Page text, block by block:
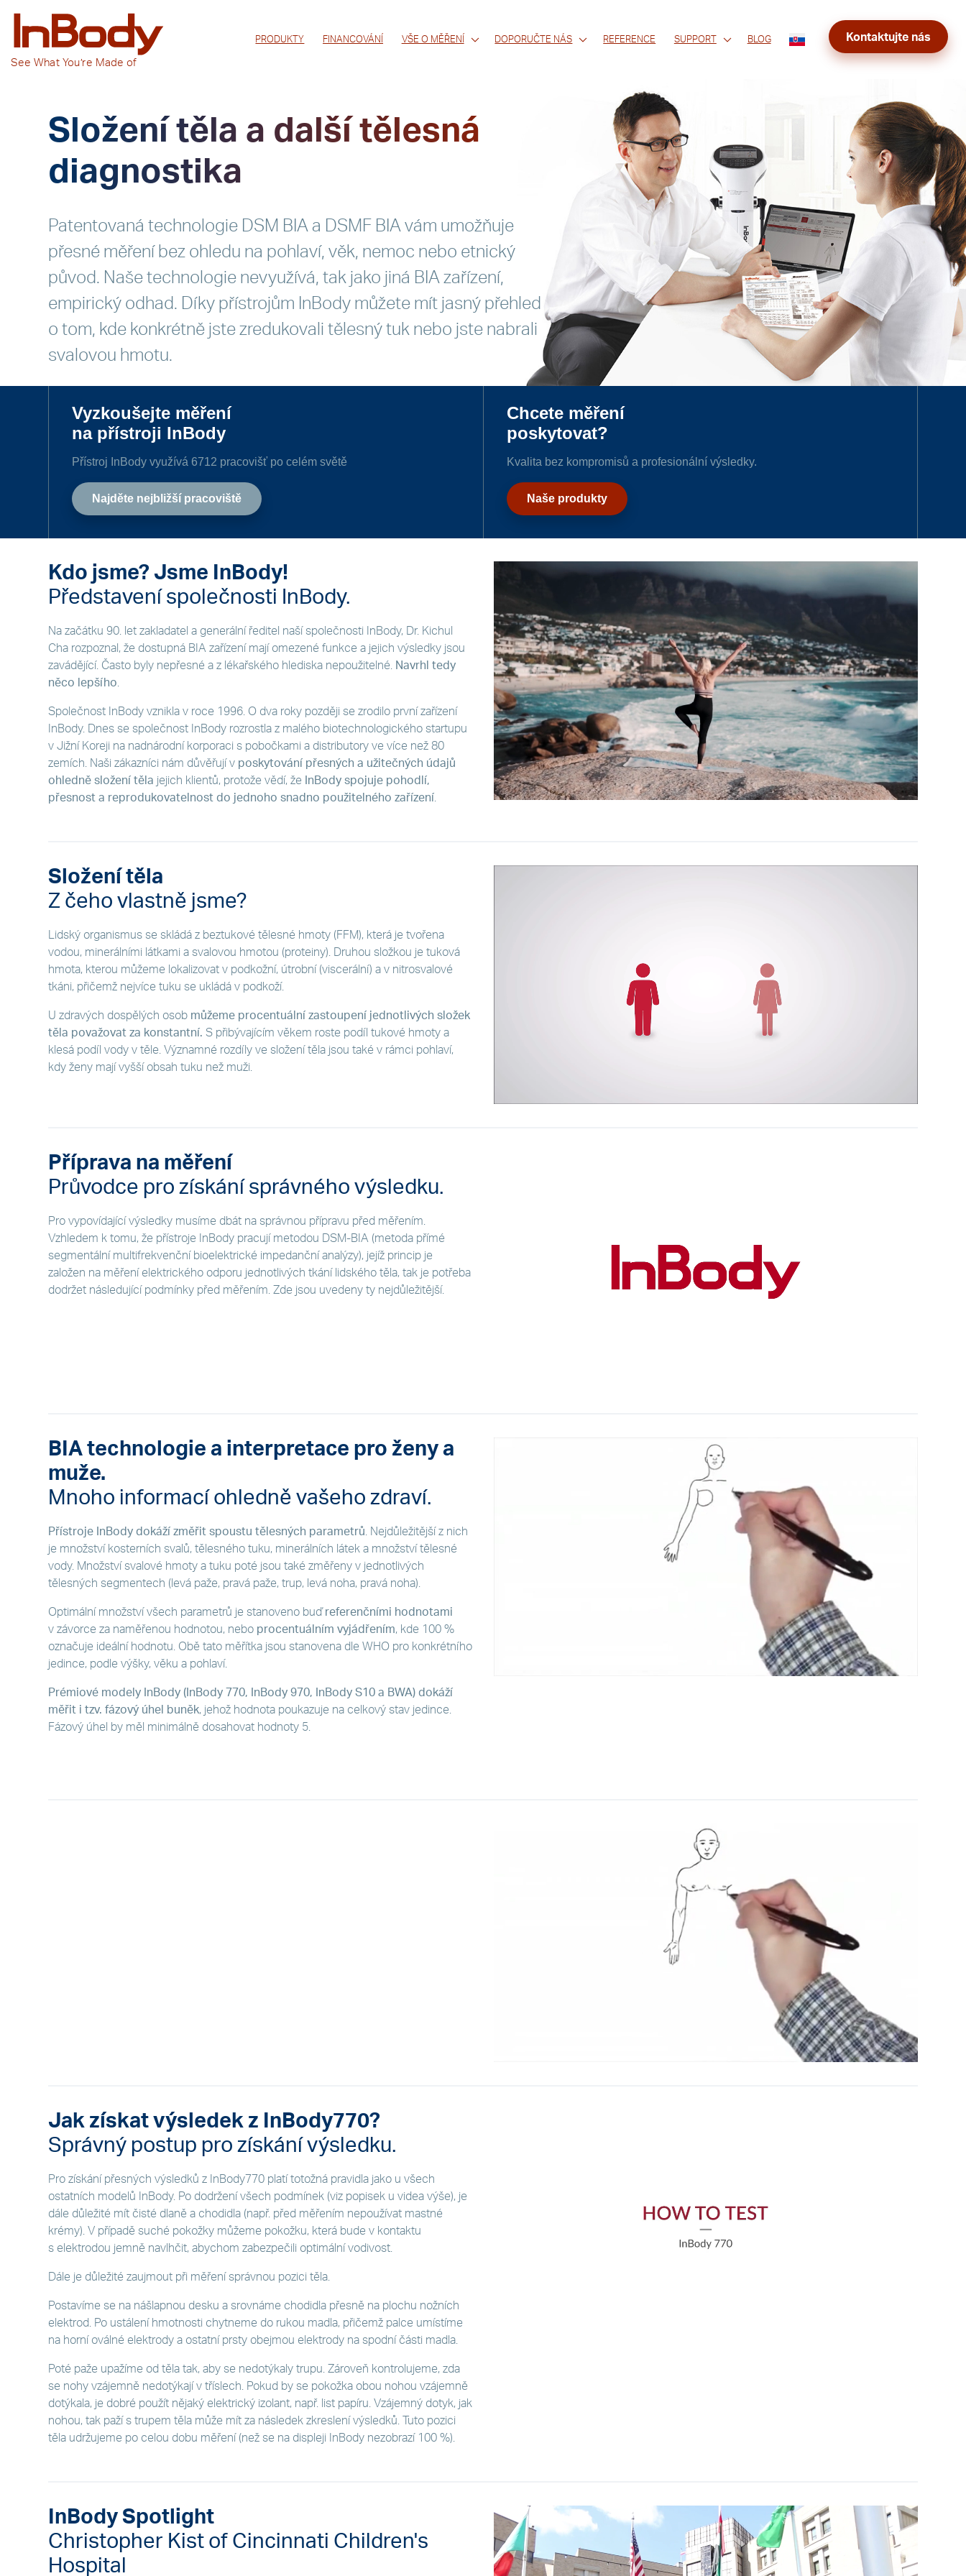
See What You’re Made of
PRODUKTY FINANCOVÁNÍ VŠE O MĚŘENÍ DOPORUČTE NÁS REFERENCE SUPPORT BLOG Kontaktujte nás
Složení těla a další tělesná
diagnostika
Patentovaná technologie DSM BIA a DSMF BIA vám umožňuje
přesné měření bez ohledu na pohlaví, věk, nemoc nebo etnický
původ. Naše technologie nevyužívá, tak jako jiná BIA zařízení,
empirický odhad. Díky přístrojům InBody můžete mít jasný přehled
o tom, kde konkrétně jste zredukovali tělesný tuk nebo jste nabrali
svalovou hmotu.
Vyzkoušejte měření
na přístroji InBody
Přístroj InBody využívá 6712 pracovišť po celém světě
Najděte nejbližší pracoviště
Chcete měření
poskytovat?
Kvalita bez kompromisů a profesionální výsledky.
Naše produkty
Kdo jsme? Jsme InBody!
Představení společnosti InBody.
Na začátku 90. let zakladatel a generální ředitel naší společnosti InBody, Dr. Kichul
Cha rozpoznal, že dostupná BIA zařízení mají omezené funkce a jejich výsledky jsou
zavádějící. Často byly nepřesné a z lékařského hlediska nepoužitelné.
Navrhl tedy
něco lepšího
Společnost InBody vznikla v roce 1996. O dva roky později se zrodilo první zařízení
InBody. Dnes se společnost InBody rozrostla z malého biotechnologického startupu
v Jižní Koreji na nadnárodní korporaci s pobočkami a distributory ve více než 80
zemích. Naši zákazníci nám důvěřují v poskytování přesných a užitečných údajů
ohledně složení těla jejich klientů, protože vědí, že
InBody spojuje pohodlí,
přesnost a reprodukovatelnost do jednoho snadno použitelného zařízení
Složení těla
Z čeho vlastně jsme?
Lidský organismus se skládá z beztukové tělesné hmoty (FFM), která je tvořena
vodou, minerálními látkami a svalovou hmotou (proteiny). Druhou složkou je tuková
hmota, kterou můžeme lokalizovat v podkožní, útrobní (viscerální) a v nitrosvalové
tkáni, přičemž nejvíce tuku se ukládá v podkoží.
U zdravých dospělých osob můžeme procentuální zastoupení jednotlivých složek
těla považovat za konstantní. S přibývajícím věkem roste podíl tukové hmoty a
klesá podíl vody v těle. Významné rozdíly ve složení těla jsou také v rámci pohlaví,
kdy ženy mají vyšší obsah tuku než muži.
Příprava na měření
Průvodce pro získání správného výsledku.
Pro vypovídající výsledky musíme dbát na správnou přípravu před měřením.
Vzhledem k tomu, že přístroje InBody pracují metodou DSM-BIA (metoda přímé
segmentální multifrekvenční bioelektrické impedanční analýzy), jejíž princip je
založen na měření elektrického odporu jednotlivých tkání lidského těla, tak je potřeba
dodržet následující podmínky před měřením. Zde jsou uvedeny ty nejdůležitější.
BIA technologie a interpretace pro ženy a
muže.
Mnoho informací ohledně vašeho zdraví.
Přístroje InBody dokáží změřit spoustu tělesných parametrů . Nejdůležitější z nich
je množství kosterních svalů, tělesného tuku, minerálních látek a množství tělesné
vody. Množství svalové hmoty a tuku poté jsou také změřeny v jednotlivých
tělesných segmentech (levá paže, pravá paže, trup, levá noha, pravá noha).
Optimální množství všech parametrů je stanoveno buďreferenčními hodnotami
v závorce za naměřenou hodnotou, nebo procentuálním vyjádřením, kde 100 %
označuje ideální hodnotu. Obě tato měřítka jsou stanovena dle WHO pro konkrétního
jedince, podle výšky, věku a pohlaví.
Prémiové modely InBody (InBody 770, InBody 970, InBody S10 a BWA) dokáží
měřit i tzv. fázový úhel buněk, jehož hodnota poukazuje na celkový stav jedince.
Fázový úhel by měl minimálně dosahovat hodnoty 5.
Jak získat výsledek z InBody770?
Správný postup pro získání výsledku.
Pro získání přesných výsledků z InBody770 platí totožná pravidla jako u všech
ostatních modelů InBody. Po dodržení všech podmínek (viz popisek u videa výše), je
dále důležité mít čisté dlaně a chodidla (např. před měřením nepoužívat mastné
krémy). V případě suché pokožky můžeme pokožku, která bude v kontaktu
s elektrodou jemně navlhčit, abychom zabezpečili optimální vodivost.
Dále je důležité zaujmout při měření správnou pozici těla.
Postavíme se na nášlapnou desku a srovnáme chodidla přesně na plochu nožních
elektrod. Po ustálení hmotnosti chytneme do rukou madla, přičemž palce umístíme
na horní oválné elektrody a ostatní prsty obejmou elektrody na spodní části madla.
Poté paže upažíme od těla tak, aby se nedotýkaly trupu. Zároveň kontrolujeme, zda
se nohy vzájemně nedotýkají v tříslech. Pokud by se pokožka obou nohou vzájemně
dotýkala, je dobré použít nějaký elektrický izolant, např. list papíru. Vzájemný dotyk, jak
nohou, tak paží s trupem těla může mít za následek zkreslení výsledků. Tuto pozici
těla udržujeme po celou dobu měření (než se na displeji InBody nezobrazí 100 %).
InBody Spotlight
Christopher Kist of Cincinnati Children's
Hospital